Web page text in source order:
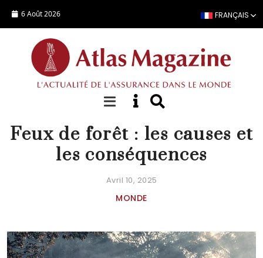
6 Août 2026 FRANÇAIS
FOCUS
Feux de forêt : les causes et
les conséquences
Avril 10, 2025
MONDE